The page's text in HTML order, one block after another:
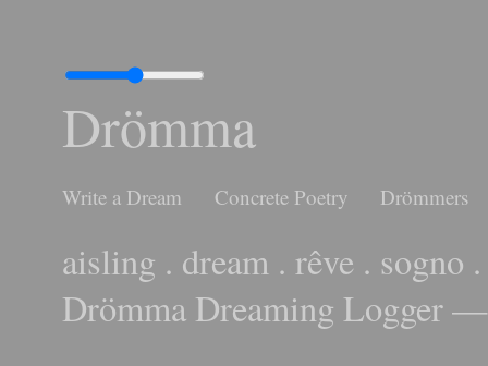
Drömma
Write a Dream Concrete Poetry Drömmers
aisling . dream . rêve . sogno
Drömma Dreaming Logger